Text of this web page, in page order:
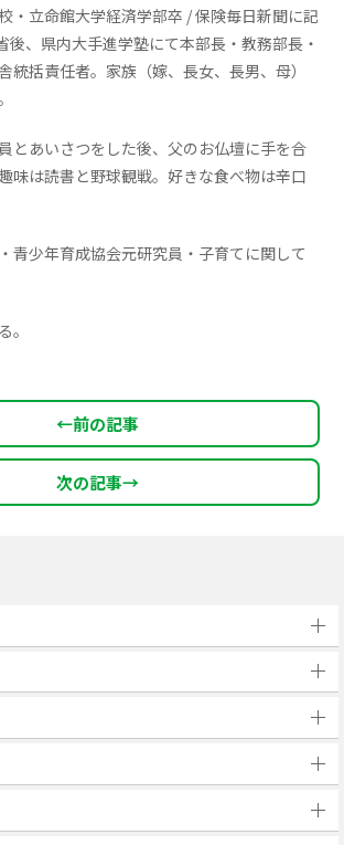
・立命館大学経済学部卒 / 保険毎日新聞に記
後、県内大手進学塾にて本部長・教務部長・
統括責任者。家族（嫁、長女、長男、母）
とあいさつをした後、父のお仏壇に手を合
味は読書と野球観戦。好きな食べ物は辛口
青少年育成協会元研究員・子育てに関して
。
←前の記事
次の記事→